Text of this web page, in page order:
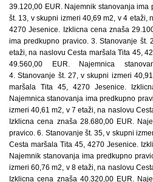
39.120,00 EUR. Najemnik stanovanja ima
št. 13, v skupni izmeri 40,69 m2, v 4 etaži,
4270 Jesenice. Izklicna cena znaša
ima predkupno pravico. 3. Stanovanje št.
etaži, na naslovu Cesta maršala Tita 45,
49.560,00 EUR. Najemnica
4. Stanovanje št. 27, v skupni izmeri
maršala Tita 45, 4270 Jesenice.
Najemnica stanovanja ima predkupno
izmeri 40,61 m2, v 7 etaži, na naslovu
Izklicna cena znaša 28.680,00 EUR.
pravico. 6. Stanovanje št. 35, v skupni
Cesta maršala Tita 45, 4270 Jesenice.
Najemnik stanovanja ima predkupno
izmeri 60,76 m2, v 8 etaži, na naslovu
Izklicna cena znaša 40.320,00 EUR.